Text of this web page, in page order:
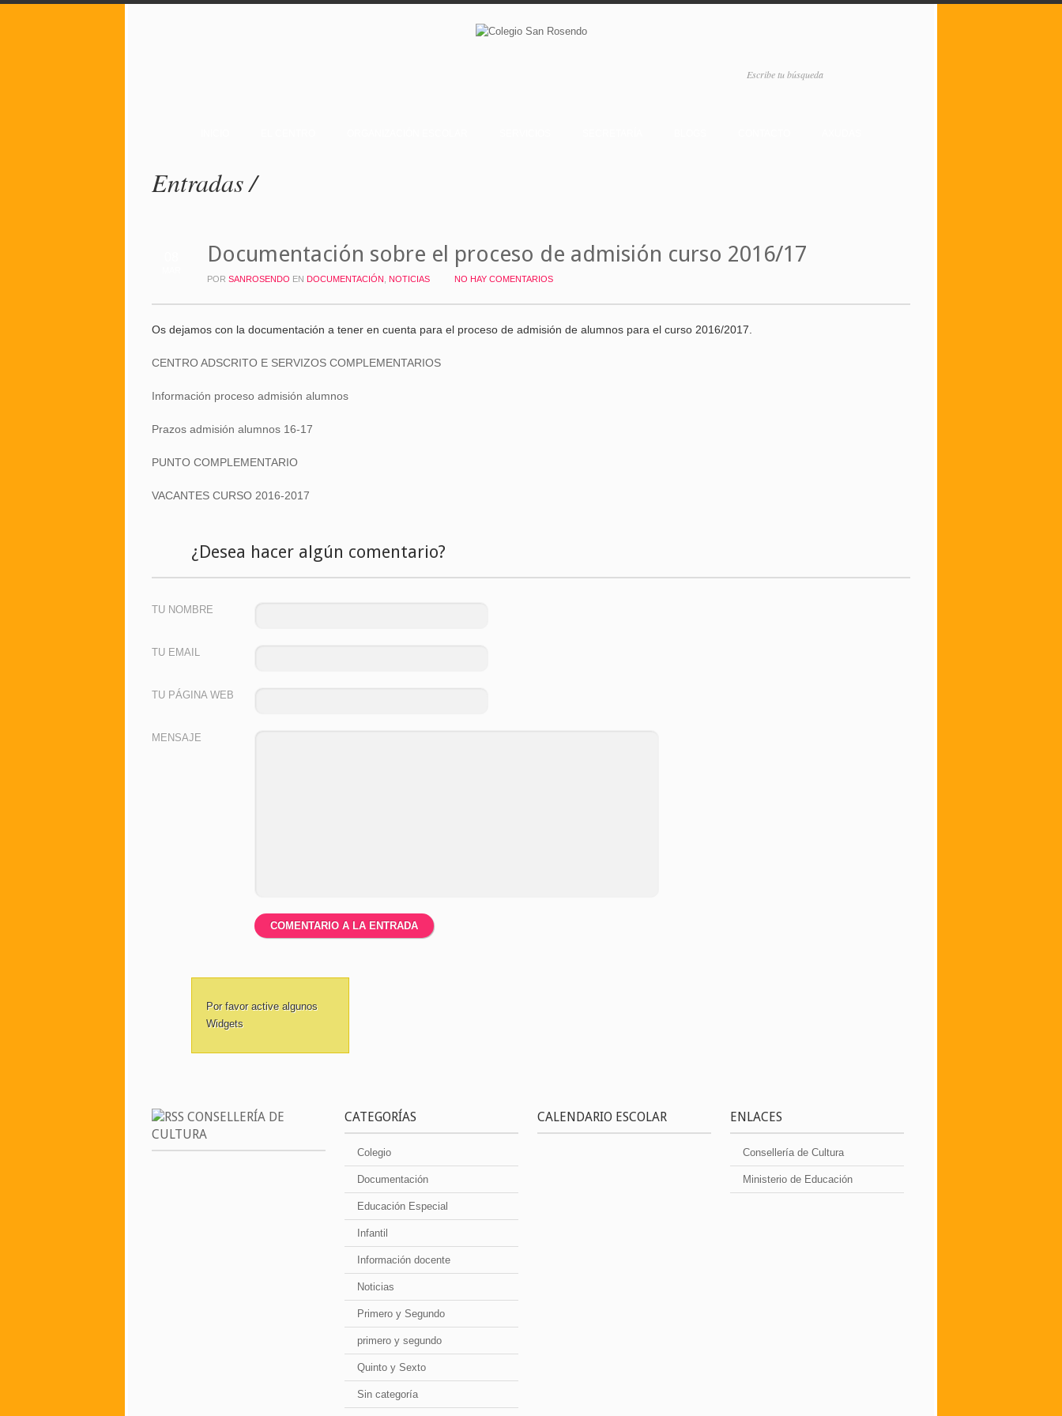
Entradas /
Documentación sobre el proceso de admisión curso 2016/17
POR SANROSENDO EN DOCUMENTACIÓN NOTICIAS NO HAY COMENTARIOS
Os dejamos con la documentación a tener en cuenta para el proceso de admisión de alumnos para el curso 2016/2017.
CENTRO ADSCRITO E SERVIZOS COMPLEMENTARIOS
Información proceso admisión alumnos
Prazos admisión alumnos 16-17
PUNTO COMPLEMENTARIO
VACANTES CURSO 2016-2017
¿Desea hacer algún comentario?
TU NOMBRE
TU EMAIL
TU PÁGINA WEB
MENSAJE
Por favor active algunos
Widgets
CONSELLERÍA DE
CULTURA
CATEGORÍAS
Colegio
Documentación
Educación Especial
Infantil
Información docente
Noticias
Primero y Segundo
primero y segundo
Quinto y Sexto
Sin categoría
CALENDARIO ESCOLAR ENLACES
Consellería de Cultura
Ministerio de Educación